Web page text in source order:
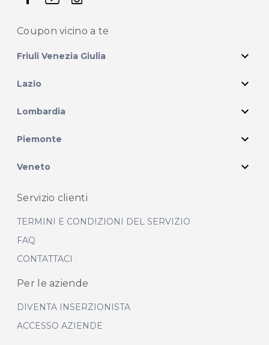
Coupon vicino a te
Friuli Venezia Giulia expand_more
Lazio expand_more
Lombardia expand_more
Piemonte expand_more
Veneto expand_more
Servizio clienti
TERMINI E CONDIZIONI DEL SERVIZIO
FAQ
CONTATTACI
Per le aziende
DIVENTA INSERZIONISTA
ACCESSO AZIENDE